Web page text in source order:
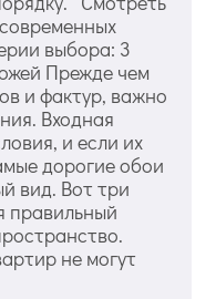
выбора: 3
Прежде чем
и фактур, важно
Входная
и если их
дорогие обои
вид. Вот три
правильный
не могут